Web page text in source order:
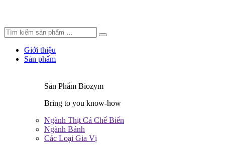
Giới thiệu
Sản phẩm
Sản Phẩm Biozym
Bring to you know-how
Ngành Thịt Cá Chế Biến
Ngành Bánh
Các Loại Gia Vị